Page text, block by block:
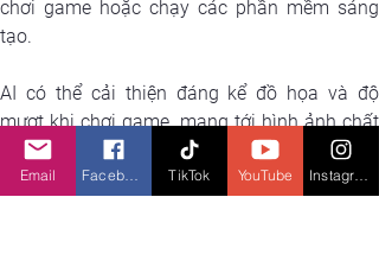
chơi game hoặc chạy các phần mềm sáng
tạo.
AI có thể cải thiện đáng kể đồ họa và độ
mượt khi chơi game, mang tới hình ảnh chất
lượng cao hơn và trải nghiệm giải trí tốt hơn.
Hiệu năng ở mức này còn phù hợp cho các
Email TikTok YouTube